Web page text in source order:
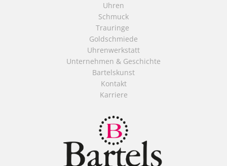
Uhren
Schmuck
Trauringe
Goldschmiede
Uhrenwerkstatt
Unternehmen & Geschichte
Bartelskunst
Kontakt
Karriere